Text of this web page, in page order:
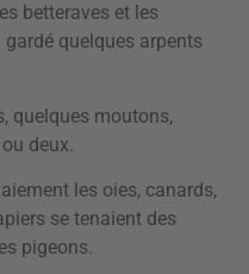
betteraves et les
quelques arpents
quelques moutons,
deux.
les oies, canards,
se tenaient des
pigeons.